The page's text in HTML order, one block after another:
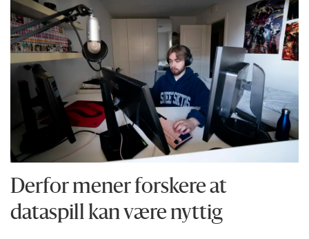
Derfor mener forskere at
dataspill kan være nyttig